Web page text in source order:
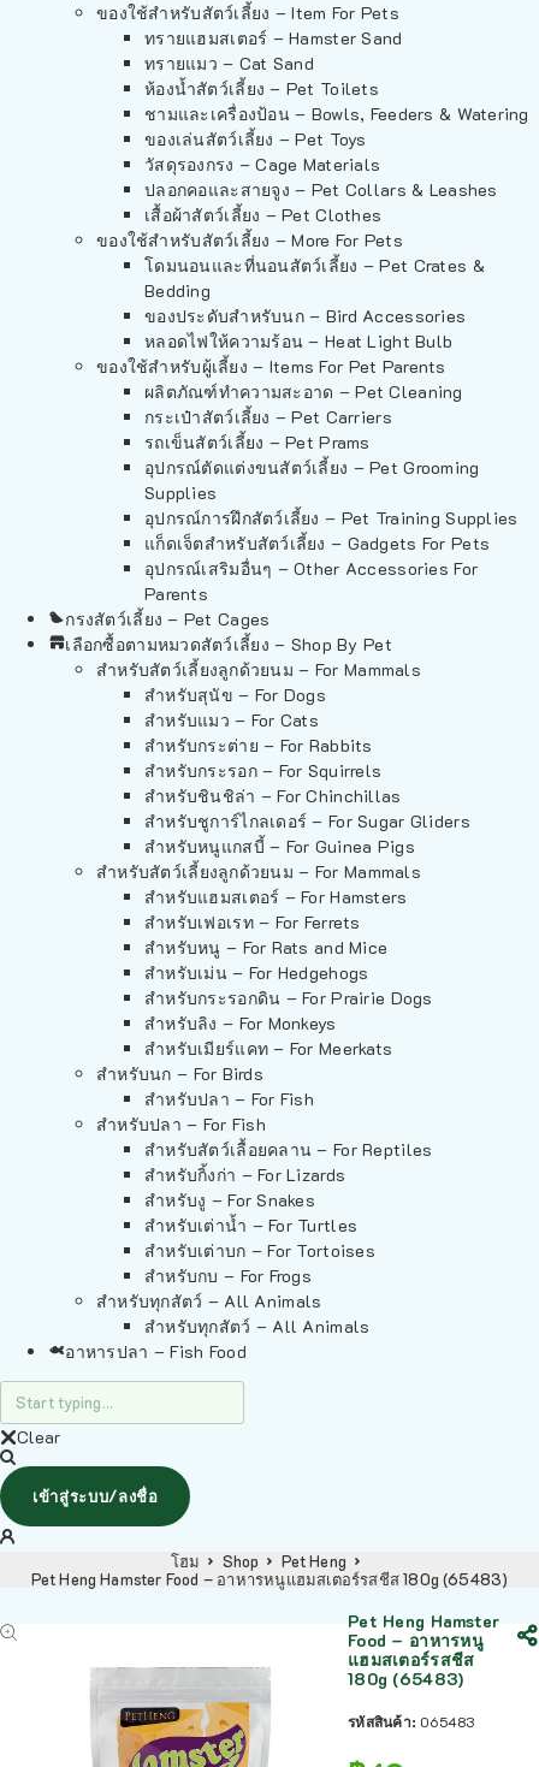
ของใช้สำหรับสัตว์เลี้ยง – Item For Pets
ทรายแฮมสเตอร์ – Hamster Sand
ทรายแมว – Cat Sand
ห้องน้ำสัตว์เลี้ยง – Pet Toilets
ชามและเครื่องป้อน – Bowls, Feeders & Watering
ของเล่นสัตว์เลี้ยง – Pet Toys
วัสดุรองกรง – Cage Materials
ปลอกคอและสายจูง – Pet Collars & Leashes
เสื้อผ้าสัตว์เลี้ยง – Pet Clothes
ของใช้สำหรับสัตว์เลี้ยง – More For Pets
โดมนอนและที่นอนสัตว์เลี้ยง – Pet Crates &
Bedding
ของประดับสำหรับนก – Bird Accessories
หลอดไฟให้ความร้อน – Heat Light Bulb
ของใช้สำหรับผู้เลี้ยง – Items For Pet Parents
ผลิตภัณฑ์ทำความสะอาด – Pet Cleaning
กระเป๋าสัตว์เลี้ยง – Pet Carriers
รถเข็นสัตว์เลี้ยง – Pet Prams
อุปกรณ์ตัดแต่งขนสัตว์เลี้ยง – Pet Grooming
Supplies
อุปกรณ์การฝึกสัตว์เลี้ยง – Pet Training Supplies
แก็ดเจ็ตสำหรับสัตว์เลี้ยง – Gadgets For Pets
อุปกรณ์เสริมอื่นๆ – Other Accessories For
Parents
กรงสัตว์เลี้ยง – Pet Cages
เลือกซื้อตามหมวดสัตว์เลี้ยง – Shop By Pet
สำหรับสัตว์เลี้ยงลูกด้วยนม – For Mammals
สำหรับสุนัข – For Dogs
สำหรับแมว – For Cats
สำหรับกระต่าย – For Rabbits
สำหรับกระรอก – For Squirrels
สำหรับชินชิล่า – For Chinchillas
สำหรับชูการ์ไกลเดอร์ – For Sugar Gliders
สำหรับหนูแกสบี้ – For Guinea Pigs
สำหรับสัตว์เลี้ยงลูกด้วยนม – For Mammals
สำหรับแฮมสเตอร์ – For Hamsters
สำหรับเฟอเรท – For Ferrets
สำหรับหนู – For Rats and Mice
สำหรับเม่น – For Hedgehogs
สำหรับกระรอกดิน – For Prairie Dogs
สำหรับลิง – For Monkeys
สำหรับเมียร์แคท – For Meerkats
สำหรับนก – For Birds
สำหรับปลา – For Fish
สำหรับปลา – For Fish
สำหรับสัตว์เลื้อยคลาน – For Reptiles
สำหรับกิ้งก่า – For Lizards
สำหรับงู – For Snakes
สำหรับเต่าน้ำ – For Turtles
สำหรับเต่าบก – For Tortoises
สำหรับกบ – For Frogs
สำหรับทุกสัตว์ – All Animals
สำหรับทุกสัตว์ – All Animals
อาหารปลา – Fish Food
Clear
เข้าสู่ระบบ/ลงชื่อ
โฮม Shop
Pet Heng
Pet Heng Hamster Food – อาหารหนูแฮมสเตอร์รสชีส 180g (65483)
Pet Heng Hamster
Food – อาหารหนู
แฮมสเตอร์รสชีส
180g (65483)
รหัสสินค้า: 065483